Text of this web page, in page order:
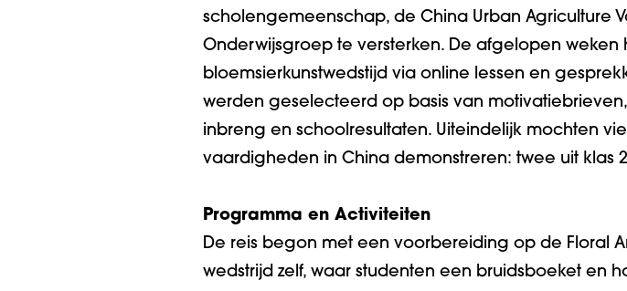
scholengemeenschap, de China Urban Agriculture
Onderwijsgroep te versterken. De afgelopen
bloemsierkunstwedstijd via online lessen en
werden geselecteerd op basis van
inbreng en schoolresultaten. Uiteindelijk mochten
vaardigheden in China demonstreren: twee uit klas
Programma en Activiteiten
De reis begon met een voorbereiding op de Floral
wedstrijd zelf, waar studenten een bruidsboeket en